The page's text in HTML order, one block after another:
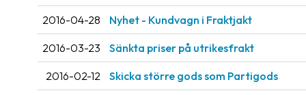
2016-04-28 Nyhet - Kundvagn i Fraktjakt
2016-03-23 Sänkta priser på utrikesfrakt
2016-02-12 Skicka större gods som Partigods